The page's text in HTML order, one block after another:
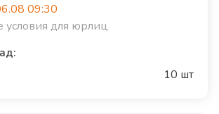
09:30
условия для юрлиц
10 шт